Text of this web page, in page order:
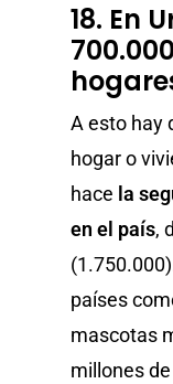
18. En
A esto hay
hogar o
hace la
en el país,
países
mascotas
millones